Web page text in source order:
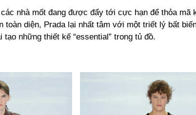
nhà mốt đang được đẩy tới cực hạn để thỏa mã
toàn diện, Prada lại nhất tâm với một triết lý bất
tạo những thiết kế “essential” trong tủ đồ.